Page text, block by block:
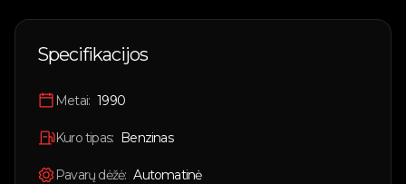
🇱🇹 Lietuvių
🇬🇧 English
Prisijungti
Specifikacijos
Metai: 1990
Kuro tipas: Benzinas
Pavarų dėžė: Automatinė